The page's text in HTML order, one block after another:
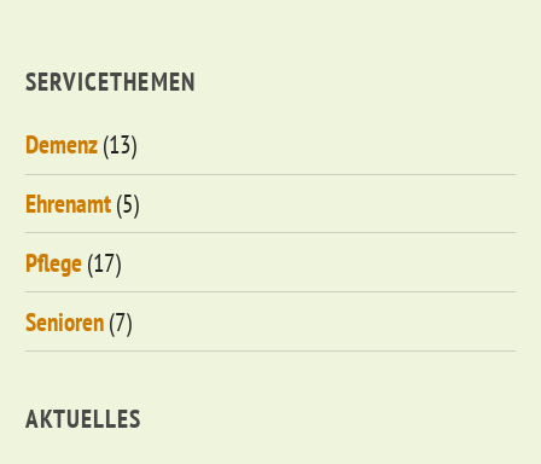
SERVICETHEMEN
Demenz(13)
Ehrenamt(5)
Pflege(17)
Senioren(7)
AKTUELLES